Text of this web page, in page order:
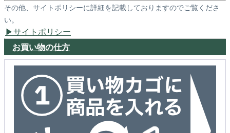
その他、サイトポリシーに詳細を記載しておりますのでご覧くださ
い。
サイトポリシー
お買い物の仕方